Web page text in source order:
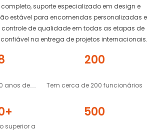
suporte especializado em design e
estável para encomendas personalizadas e
de qualidade em todas as etapas de
na entrega de projetos internacionais.
anos de
200
Tem cerca de 200 funcionários
superior a
500